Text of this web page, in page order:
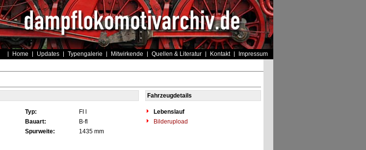
Home Updates Typengalerie Mitwirkende Quellen & Literatur Kontakt Impressum
Fahrzeugdetails
Typ: FI l
Lebenslauf
Bauart: B-fl
Bilderupload
Spurweite: 1435 mm